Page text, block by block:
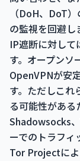
（DoH、DoT
の監視を回避し
IP遮断に対して
す。オープンソ
OpenVPNが安
す。ただしこれ
る可能性があ
Shadowsocks
ーでのトラフィ
Tor Projectに